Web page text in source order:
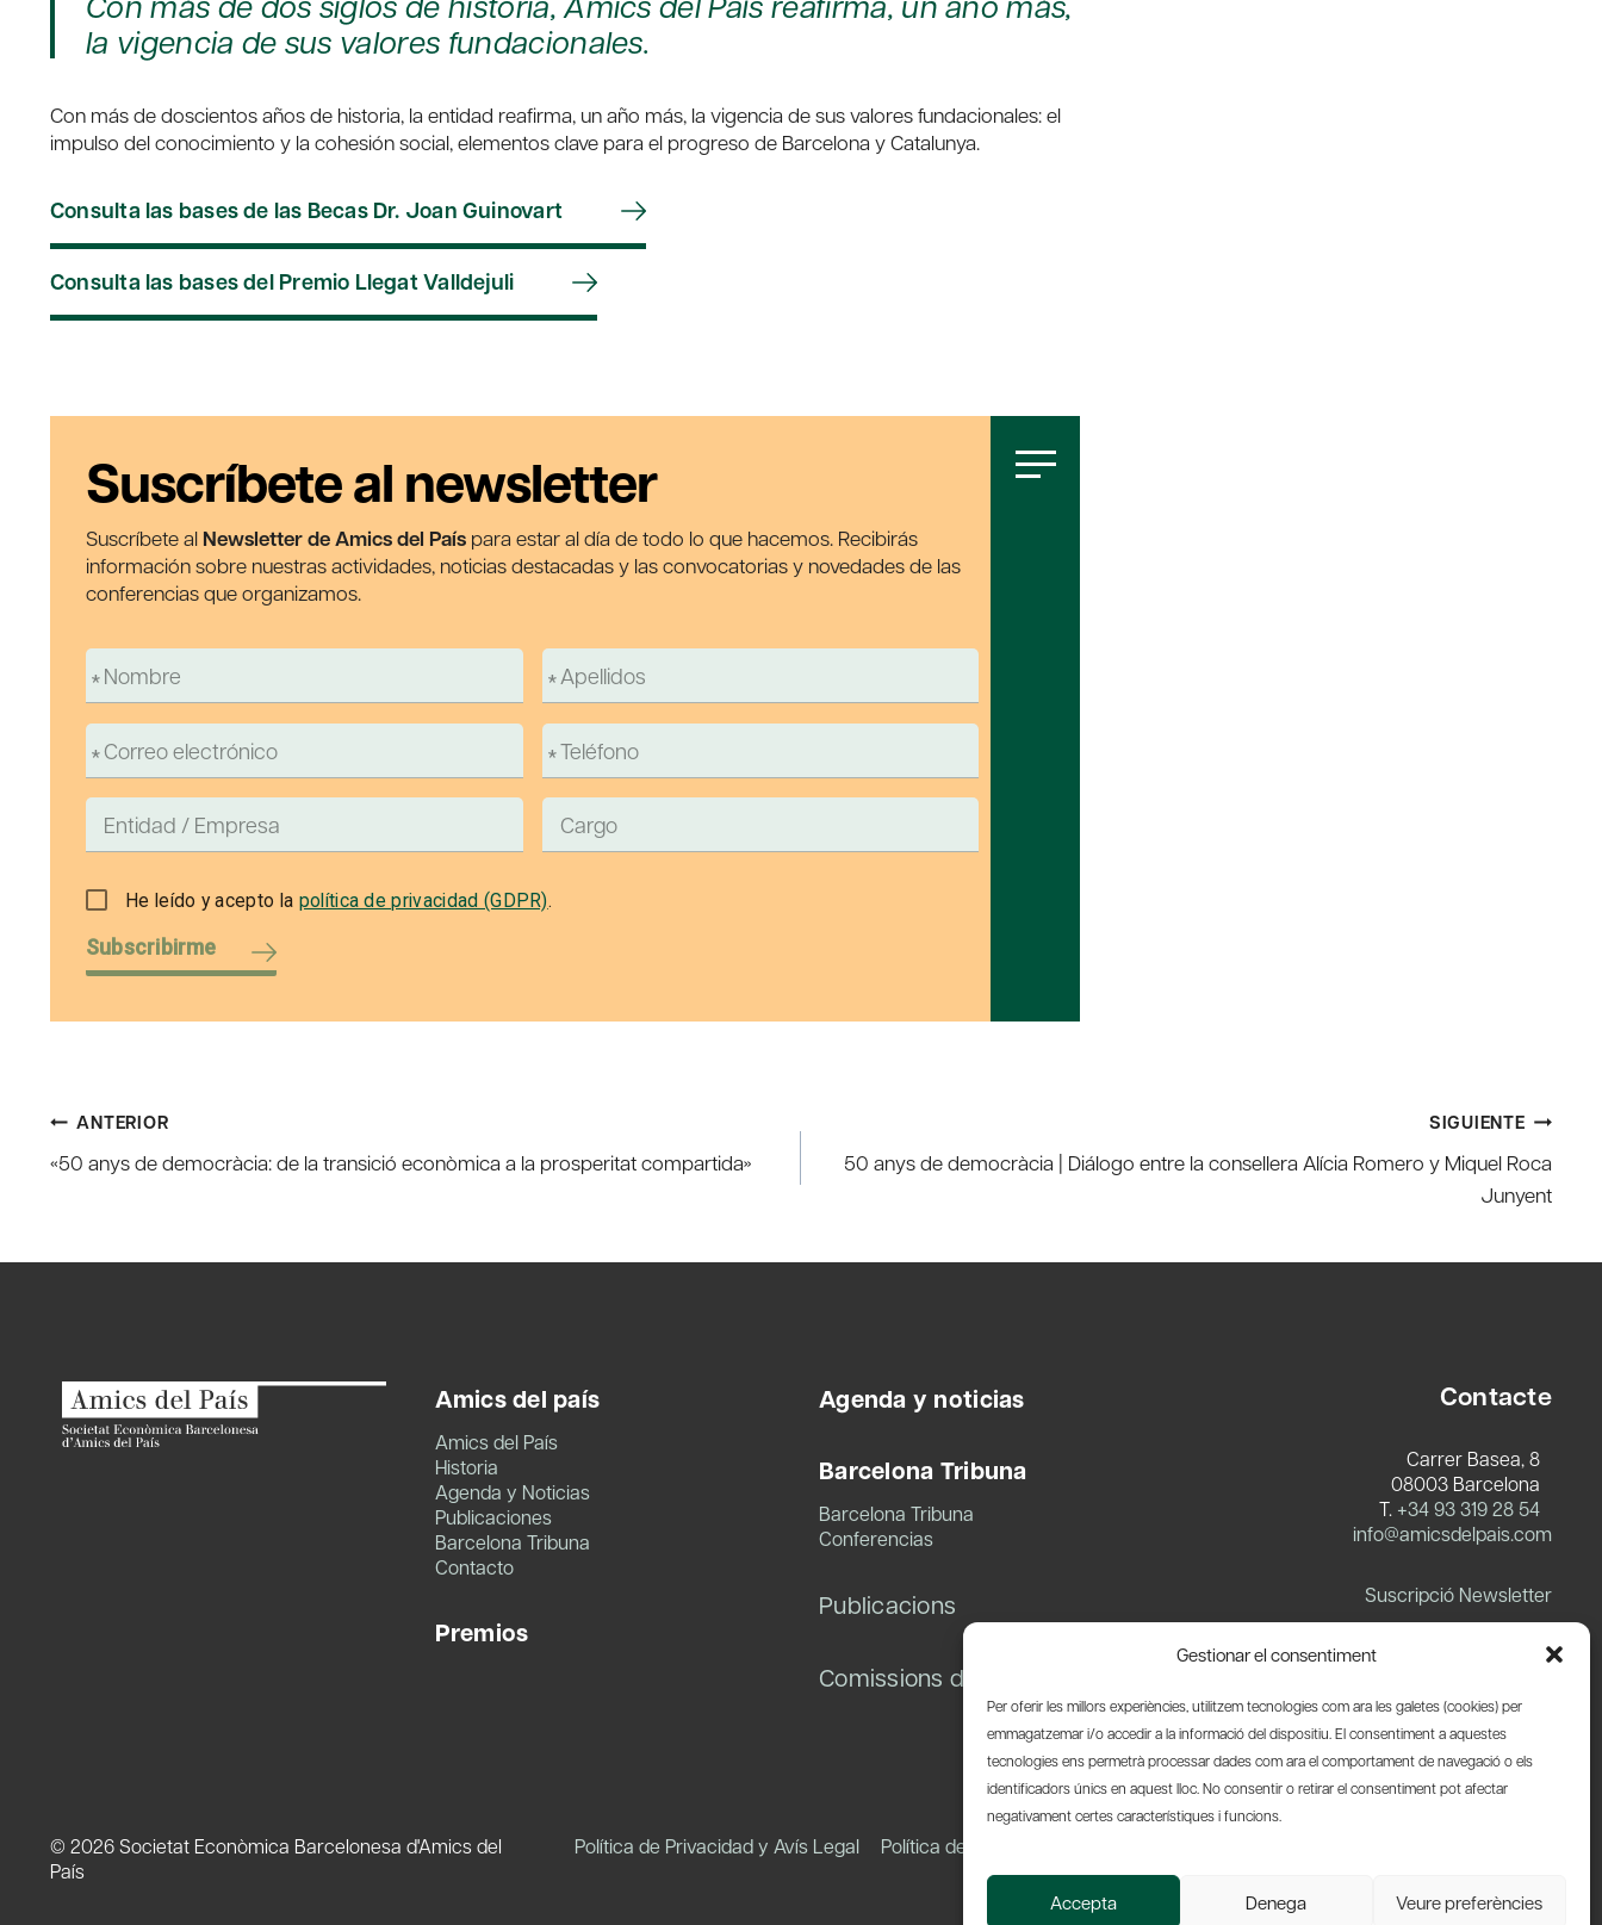
Gestionar el consentiment
Per oferir les millors experiències, utilitzem tecnologies com ara les galetes (cookies) per
emmagatzemar i/o accedir a la informació del dispositiu. El consentiment a aquestes
tecnologies ens permetrà processar dades com ara el comportament de navegació o els
identificadors únics en aquest lloc. No consentir o retirar el consentiment pot afectar
negativament certes característiques i funcions.
Accepta Denega Veure preferències
la vigencia de sus valores fundacionales.
Con más de doscientos años de historia, la entidad reafirma, un año más, la vigencia de sus valores fundacionales: el
impulso del conocimiento y la cohesión social, elementos clave para el progreso de Barcelona y Catalunya.
Consulta las bases de las Becas Dr. Joan Guinovart
Consulta las bases del Premio Llegat Valldejuli
Suscríbete al newsletter
Suscríbete al Newsletter de Amics del País para estar al día de todo lo que hacemos. Recibirás
información sobre nuestras actividades, noticias destacadas y las convocatorias y novedades de las
conferencias que organizamos.
He leído y acepto la política de privacidad (GDPR).
Subscribirme
Navegación
de
entradas
ANTERIOR
«50 anys de democràcia: de la transició econòmica a la prosperitat compartida»
SIGUIENTE
50 anys de democràcia | Diálogo entre la consellera Alícia Romero y Miquel Roca
Junyent
Amics del país
Amics del País
Historia
Agenda y Noticias
Publicaciones
Barcelona Tribuna
Contacto
Premios
Agenda y noticias
Barcelona Tribuna
Barcelona Tribuna
Conferencias
Publicacions
Comissions de treball
Contacte
Carrer Basea, 8
08003 Barcelona
T. +34 93 319 28 54
info@amicsdelpais.com
Suscripció Newsletter
YouTube
© 2026 Societat Econòmica Barcelonesa d'Amics del
País
Política de Privacidad y Avís Legal Política de Cookies